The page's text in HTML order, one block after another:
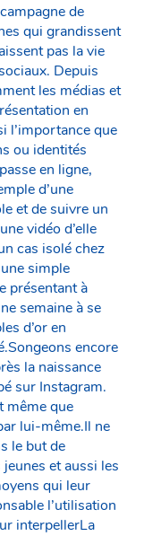
de
qui grandissent
pas la vie
Depuis
les médias et
en
l’importance que
ou identités
en ligne,
d’une
et de suivre un
vidéo d’elle
cas isolé chez
simple
présentant à
semaine à se
d’or en
encore
la naissance
sur Instagram.
même que
lui-même.Il ne
le but de
et aussi les
qui leur
l’utilisation
interpellerLa